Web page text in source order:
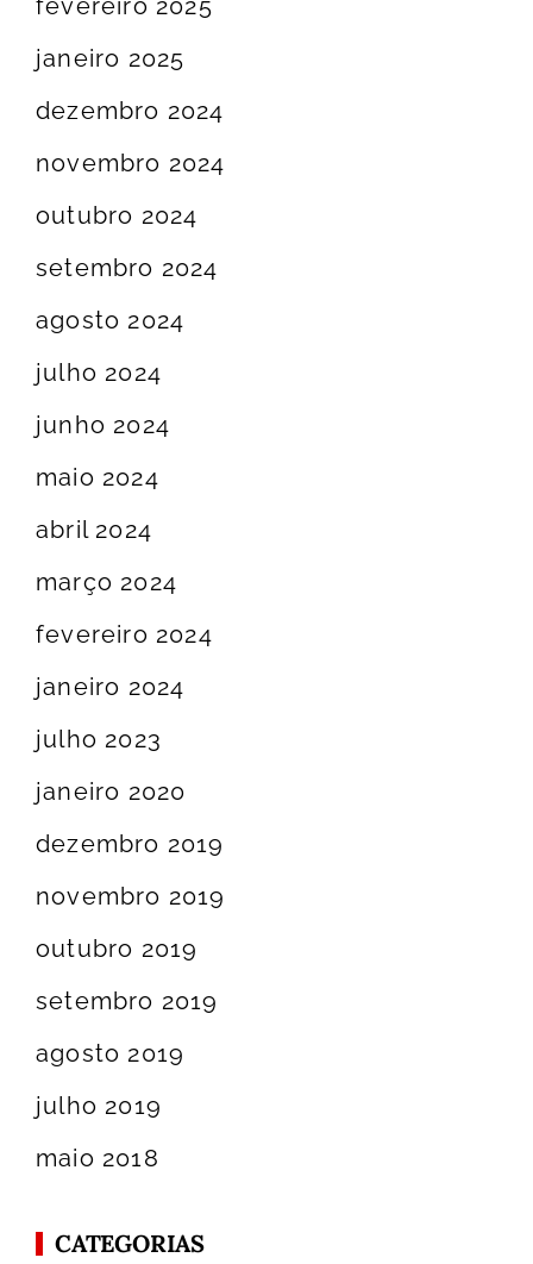
fevereiro 2025
janeiro 2025
dezembro 2024
novembro 2024
outubro 2024
setembro 2024
agosto 2024
julho 2024
junho 2024
maio 2024
abril 2024
março 2024
fevereiro 2024
janeiro 2024
julho 2023
janeiro 2020
dezembro 2019
novembro 2019
outubro 2019
setembro 2019
agosto 2019
julho 2019
maio 2018
CATEGORIAS